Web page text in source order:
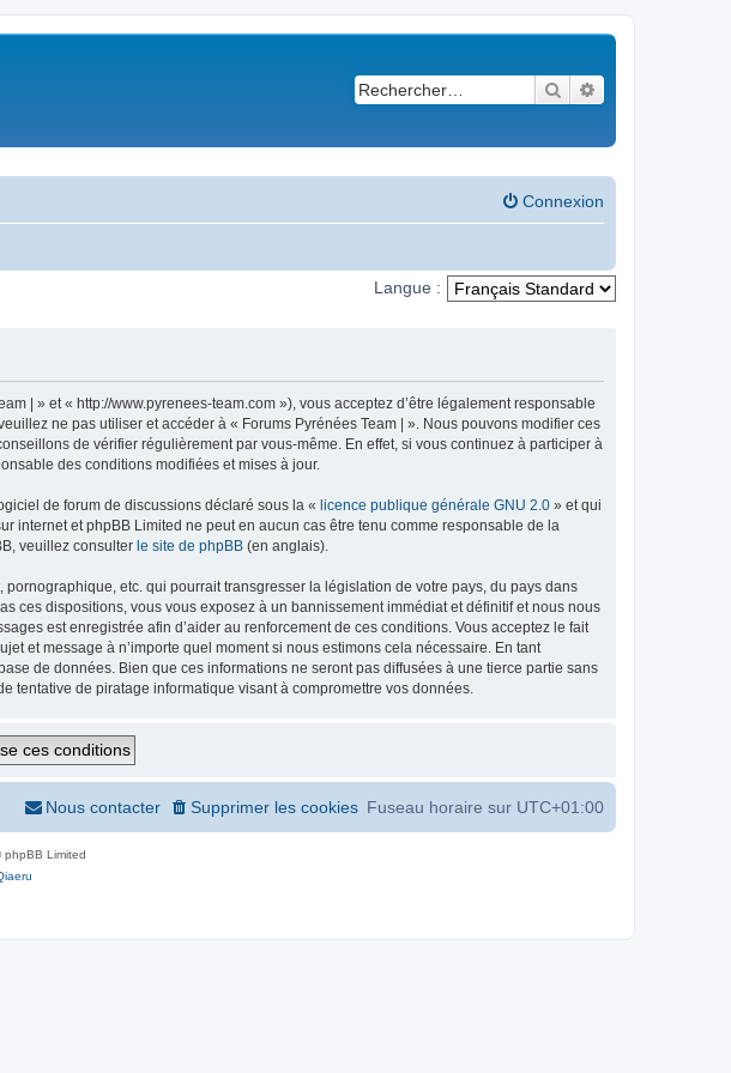
Rechercher
Connexion
Langue :
| » et « http://www.pyrenees-team.com »), vous acceptez d’être légalement responsable
ne pas utiliser et accéder à « Forums Pyrénées Team | ». Nous pouvons modifier ces
de vérifier régulièrement par vous-même. En effet, si vous continuez à participer à
des conditions modifiées et mises à jour.
de forum de discussions déclaré sous la « licence publique générale GNU 2.0 » et qui
internet et phpBB Limited ne peut en aucun cas être tenu comme responsable de la
veuillez consulter le site de phpBB (en anglais).
etc. qui pourrait transgresser la législation de votre pays, du pays dans
ces dispositions, vous vous exposez à un bannissement immédiat et définitif et nous nous
est enregistrée afin d’aider au renforcement de ces conditions. Vous acceptez le fait
et message à n’importe quel moment si nous estimons cela nécessaire. En tant
de données. Bien que ces informations ne seront pas diffusées à une tierce partie sans
tentative de piratage informatique visant à compromettre vos données.
Fuseau horaire sur UTC+01:00
Supprimer les cookies
Nous contacter
Limited